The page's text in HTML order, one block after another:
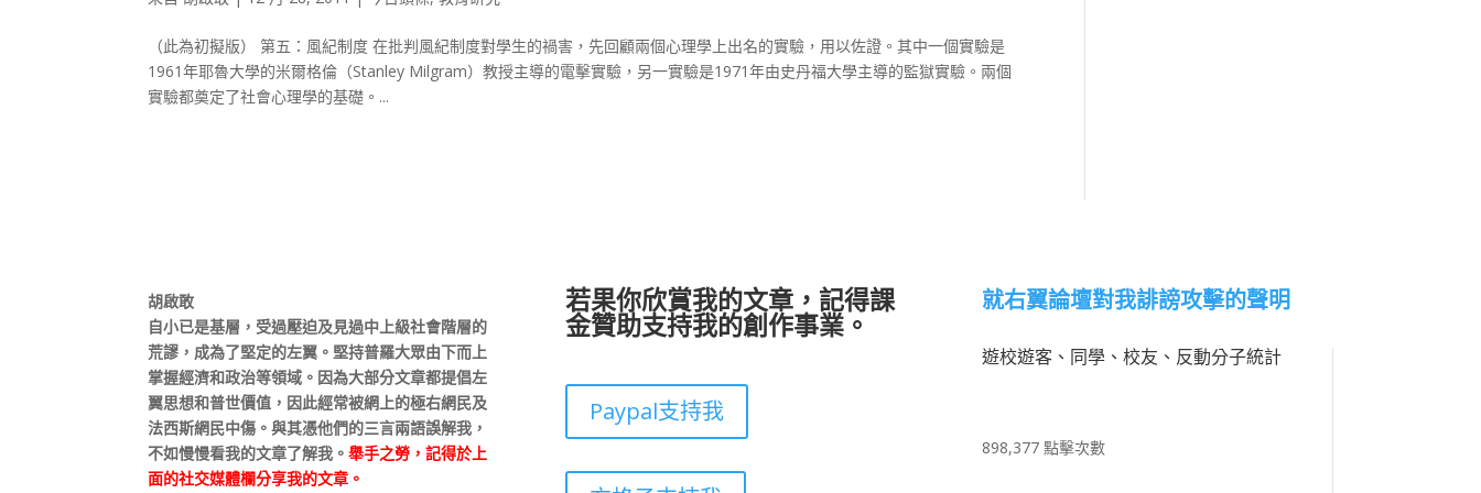
（此為初擬版） 第五：風紀制度 在批判風紀制度對學生的禍害，先回顧兩個心理學上出名的實驗，用以佐證。其中一個實驗是
1961年耶魯大學的米爾格倫（Stanley Milgram）教授主導的電擊實驗，另一實驗是1971年由史丹福大學主導的監獄實驗。兩個
實驗都奠定了社會心理學的基礎。...
胡啟敢
自小已是基層，受過壓迫及見過中上級社會階層的
荒謬，成為了堅定的左翼。堅持普羅大眾由下而上
掌握經濟和政治等領域。因為大部分文章都提倡左
翼思想和普世價值，因此經常被網上的極右網民及
法西斯網民中傷。與其憑他們的三言兩語誤解我，
不如慢慢看我的文章了解我。舉手之勞，記得於上
面的社交媒體欄分享我的文章。
若果你欣賞我的文章，記得課
金贊助支持我的創作事業。
Paypal支持我
就右翼論壇對我誹謗攻擊的聲明
遊校遊客、同學、校友、反動分子統計
898,377 點擊次數